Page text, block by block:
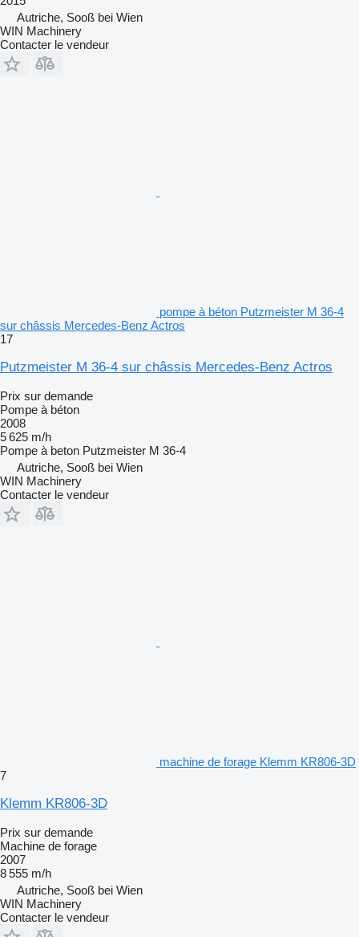
Autriche, Sooß bei Wien
WIN Machinery
Contacter le vendeur
pompe à béton Putzmeister M 36-4
sur châssis Mercedes-Benz Actros
17
Putzmeister M 36-4 sur châssis Mercedes-Benz Actros
Prix sur demande
Pompe à béton
2008
5 625 m/h
Pompe à beton Putzmeister M 36-4
Autriche, Sooß bei Wien
WIN Machinery
Contacter le vendeur
machine de forage Klemm KR806-3D
7
Klemm KR806-3D
Prix sur demande
Machine de forage
2007
8 555 m/h
Autriche, Sooß bei Wien
WIN Machinery
Contacter le vendeur